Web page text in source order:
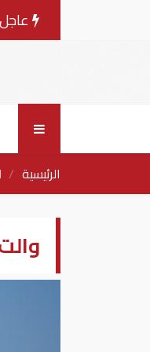
عاجلمع إسرائيل.. وأمريكا
الرئيسية